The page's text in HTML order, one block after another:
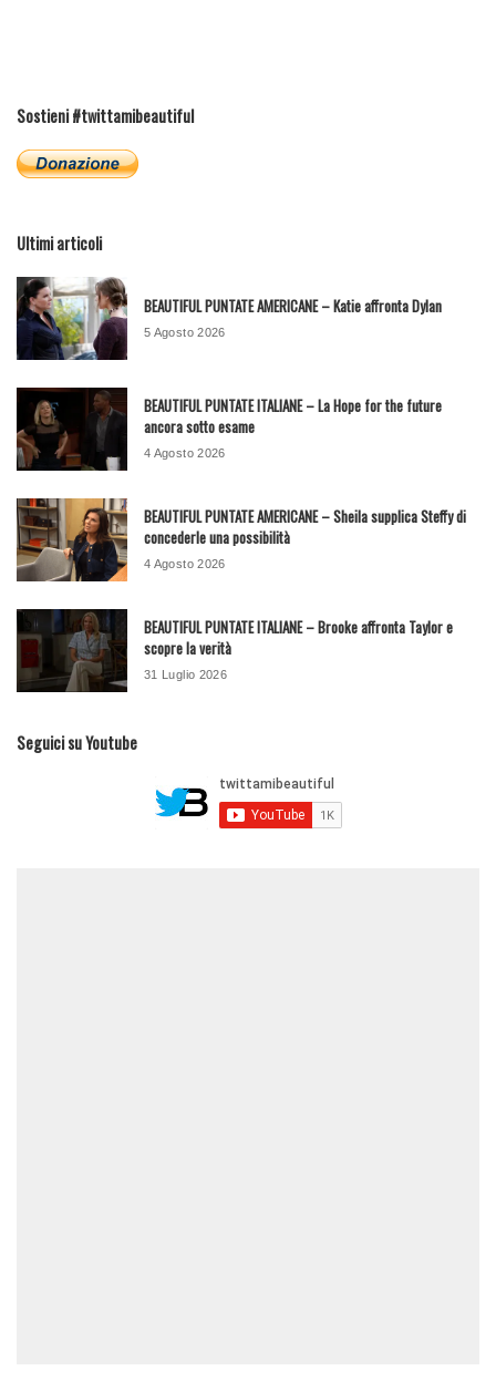
Sostieni #twittamibeautiful
Ultimi articoli
BEAUTIFUL PUNTATE AMERICANE – Katie affronta Dylan
5 Agosto 2026
BEAUTIFUL PUNTATE ITALIANE – La Hope for the future
ancora sotto esame
4 Agosto 2026
BEAUTIFUL PUNTATE AMERICANE – Sheila supplica Steffy di
concederle una possibilità
4 Agosto 2026
BEAUTIFUL PUNTATE ITALIANE – Brooke affronta Taylor e
scopre la verità
31 Luglio 2026
Seguici su Youtube